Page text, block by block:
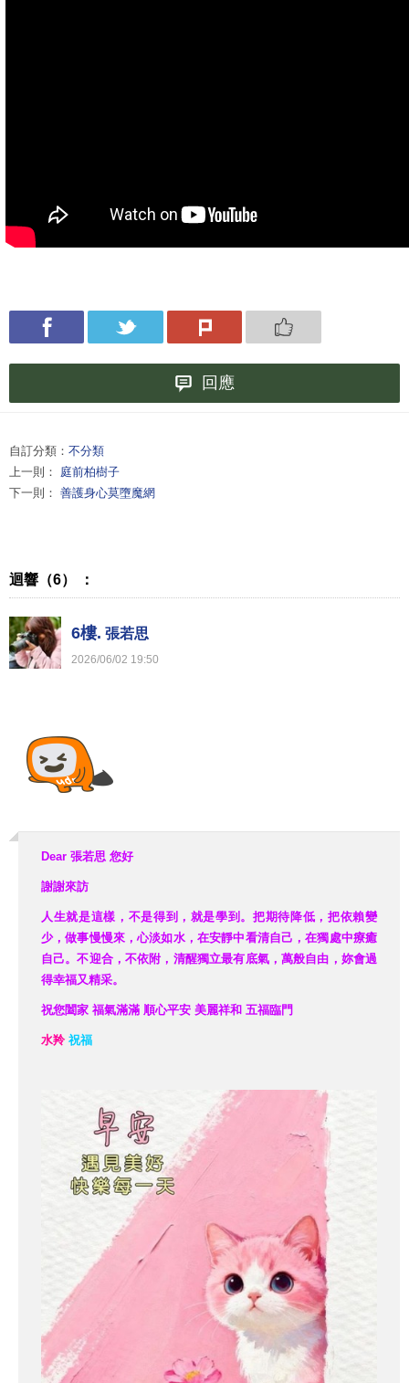
回應
自訂分類： 不分類
上一則： 庭前柏樹子
下一則： 善護身心莫墮魔網
迴響（6） ：
6樓. 張若思
2026/06/02 19:50
Dear 張若思 您好
謝謝來訪
人生就是這樣，不是得到，就是學到。把期待降低，把依賴變
少，做事慢慢來，心淡如水，在安靜中看清自己，在獨處中療癒
自己。不迎合，不依附，清醒獨立最有底氣，萬般自由，妳會過
得幸福又精采。
祝您闔家 福氣滿滿 順心平安 美麗祥和 五福臨門
水羚 祝福